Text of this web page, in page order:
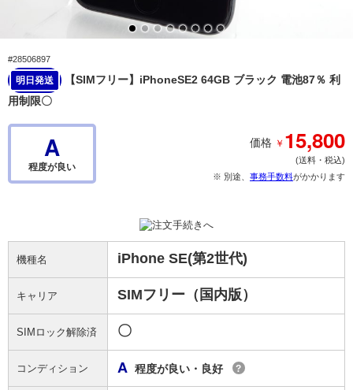
#28506897
明日発送
【SIMフリー】iPhoneSE2 64GB ブラック 電池87％ 利
用制限〇
A
程度が良い
価格 ￥ 15,800
(送料・税込)
※ 別途、 事務手数料がかかります
機種名 iPhone SE(第2世代)
キャリア SIMフリー（国内版）
SIMロック解除済 〇
コンディション A 程度が良い・良好 ?